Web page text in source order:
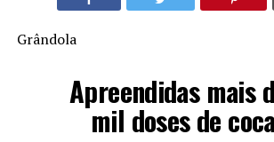
Grândola
Apreendidas mais
mil doses de